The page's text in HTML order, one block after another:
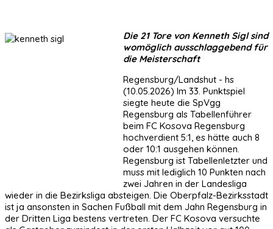
Die 21 Tore von Kenneth Sigl sind
womöglich ausschlaggebend für
die Meisterschaft
Regensburg/Landshut - hs
(10.05.2026) Im 33. Punktspiel
siegte heute die SpVgg
Regensburg als Tabellenführer
beim FC Kosova Regensburg
hochverdient 5:1, es hätte auch 8
oder 10:1 ausgehen können.
Regensburg ist Tabellenletzter und
muss mit lediglich 10 Punkten nach
zwei Jahren in der Landesliga
wieder in die Bezirksliga absteigen. Die Oberpfalz-Bezirksstadt
ist ja ansonsten in Sachen Fußball mit dem Jahn Regensburg in
der Dritten Liga bestens vertreten. Der FC Kosova versuchte